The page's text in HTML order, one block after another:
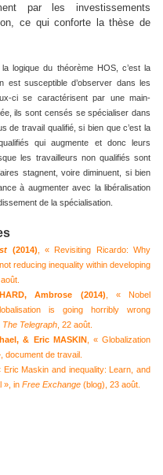
par les investissements
ce qui conforte la thèse de
logique du théorème HOS, c’est la
est susceptible d’observer dans les
ci se caractérisent par une main-
ils sont censés se spécialiser dans
de travail qualifié, si bien que c’est la
qui augmente et donc leurs
les travailleurs non qualifiés sont
stagnent, voire diminuent, si bien
à augmenter avec la libéralisation
de la spécialisation.
(2014), « Revisiting Ricardo: Why
reducing inequality within developing
Ambrose (2014), « Nobel
is going horribly wrong
The Telegraph, 22 août.
& Eric MASKIN , « Globalization
document de travail.
Eric Maskin and inequality: Learn, and
», in Free Exchange (blog), 23 août.